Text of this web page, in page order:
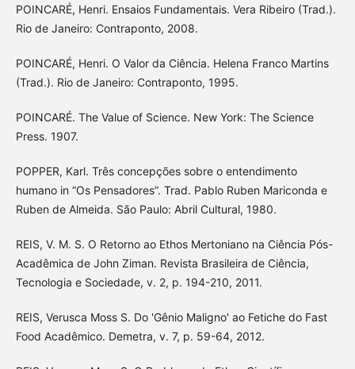
POINCARÉ, Henri. Ensaios Fundamentais. Vera Ribeiro (Trad.).
Rio de Janeiro: Contraponto, 2008.
POINCARÉ, Henri. O Valor da Ciência. Helena Franco Martins
(Trad.). Rio de Janeiro: Contraponto, 1995.
POINCARÉ. The Value of Science. New York: The Science
Press. 1907.
POPPER, Karl. Três concepções sobre o entendimento
humano in “Os Pensadores”. Trad. Pablo Ruben Mariconda e
Ruben de Almeida. São Paulo: Abril Cultural, 1980.
REIS, V. M. S. O Retorno ao Ethos Mertoniano na Ciência Pós-
Acadêmica de John Ziman. Revista Brasileira de Ciência,
Tecnologia e Sociedade, v. 2, p. 194-210, 2011.
REIS, Verusca Moss S. Do 'Gênio Maligno' ao Fetiche do Fast
Food Acadêmico. Demetra, v. 7, p. 59-64, 2012.